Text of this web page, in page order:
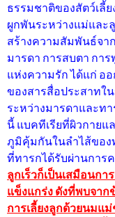
ธรรมชาติของสัตว์เลี้
ผูกพันระหว่างแม่และ
สร้างความสัมพันธ์จา
มารดา การสบตา กา
แห่งความรัก ได้แก่ อ
ของสารสื่อประสาทใ
ระหว่างมารดาและท
นี้ แบคทีเรียที่ผิวกายแ
ภูมิคุ้มกันในลำไส้ของ
ที่ทารกได้รับผ่านการ
ลูกเร็วก็เป็นเสมือนกา
แข็งแกร่ง ดังที่พบจาก
การเลี้ยงลูกด้วยนมแ